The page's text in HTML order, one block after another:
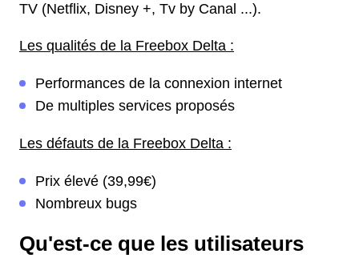
TV (Netflix, Disney +, Tv by Canal ...).
Les qualités de la Freebox Delta :
Performances de la connexion internet
De multiples services proposés
Les défauts de la Freebox Delta :
Prix élevé (39,99€)
Nombreux bugs
Qu'est-ce que les utilisateurs